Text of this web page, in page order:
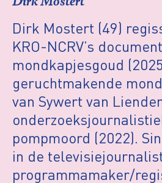
Dirk Mostert (49)
KRO-NCRV’s
mondkapjesgoud
geruchtmakende
van Sywert van
pompmoord (2022).
in de
programmamaker/